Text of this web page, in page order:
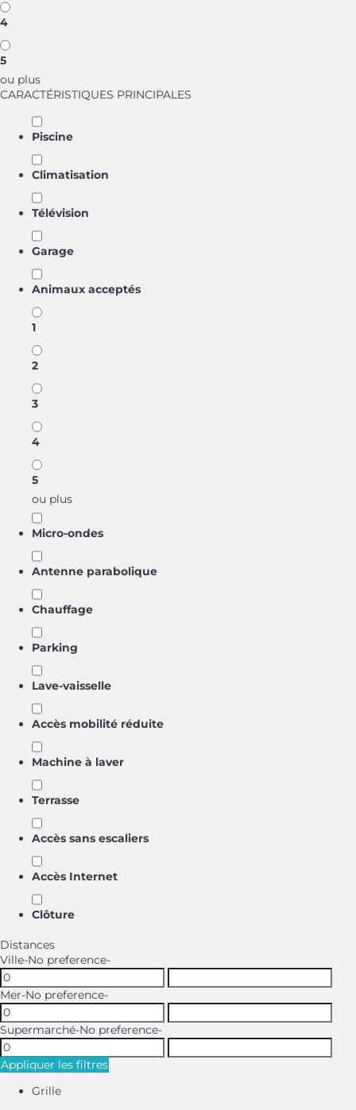
4
5
ou plus
CARACTÉRISTIQUES PRINCIPALES
Piscine
Climatisation
Télévision
Garage
Animaux acceptés
1
2
3
4
5
ou plus
Micro-ondes
Antenne parabolique
Chauffage
Parking
Lave-vaisselle
Accès mobilité réduite
Machine à laver
Terrasse
Accès sans escaliers
Accès Internet
Clôture
Distances
Ville-No preference-
Mer-No preference-
Supermarché-No preference-
Appliquer les filtres
Grille